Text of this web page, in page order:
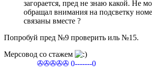
загорается, пред не знаю какой. Не
обращал внимания на подсветку
связаны вместе ?
Попробуй пред №9 проверить иль №15.
Мерсовод со стажем
✇✇✇✇✇ 0-------0